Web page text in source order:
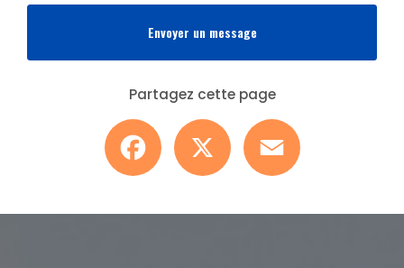
Envoyer un message
Partagez cette page
Facebook